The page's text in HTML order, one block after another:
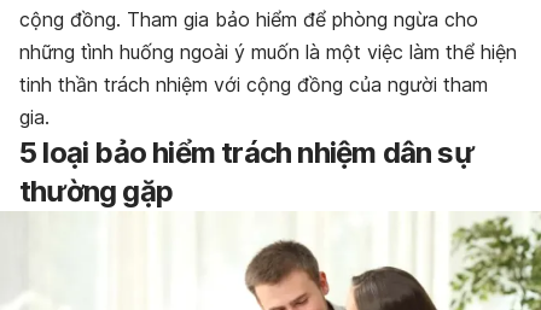
cộng đồng. Tham gia bảo hiểm để phòng ngừa cho
những tình huống ngoài ý muốn là một việc làm thể hiện
tinh thần trách nhiệm với cộng đồng của người tham
gia.
5 loại bảo hiểm trách nhiệm dân sự
thường gặp